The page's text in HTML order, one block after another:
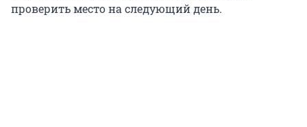
проверить место на следующий день.